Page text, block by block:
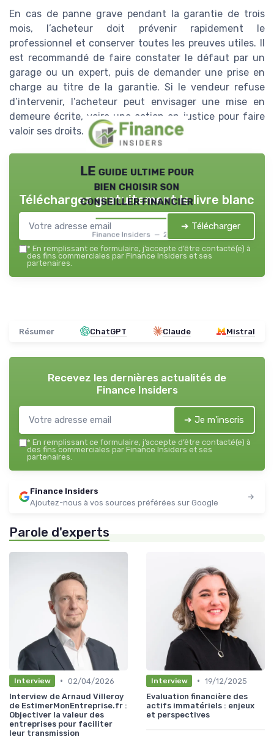
En cas de panne grave pendant la garantie de trois
mois, l’acheteur doit prévenir rapidement le
professionnel et conserver toutes les preuves utiles. Il
est recommandé de faire constater le défaut par un
garage ou un expert, puis de demander une prise en
charge au titre de la garantie. Si le vendeur refuse
d’intervenir, l’acheteur peut envisager une mise en
demeure écrite, voire une action en justice pour faire
valoir ses droits.
LE guide ultime pour
bien choisir son
conseiller financier
Finance Insiders — 2026
Téléchargez gratuitement le livre blanc
➔ Télécharger
* En remplissant ce formulaire, j’accepte d’être contacté(e) à
des fins commerciales par Finance Insiders et ses
partenaires.
Résumer ChatGPT Claude Mistral
Recevez les dernières actualités de
Finance Insiders
➔ Je m'inscris
* En remplissant ce formulaire, j’accepte d’être contacté(e) à
des fins commerciales par Finance Insiders et ses
partenaires.
Finance Insiders
Ajoutez-nous à vos sources préférées sur Google
Parole d'experts
Interview • 02/04/2026
Interview de Arnaud Villeroy
de EstimerMonEntreprise.fr :
Objectiver la valeur des
entreprises pour faciliter
leur transmission
Interview • 19/12/2025
Evaluation financière des
actifs immatériels : enjeux
et perspectives